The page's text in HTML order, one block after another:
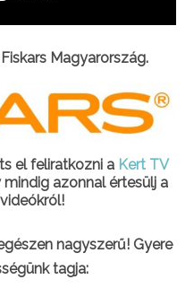
Fiskars Magyarország.
el feliratkozni a Kert TV
azonnal értesülj a
nagyszerű! Gyere
tagja: